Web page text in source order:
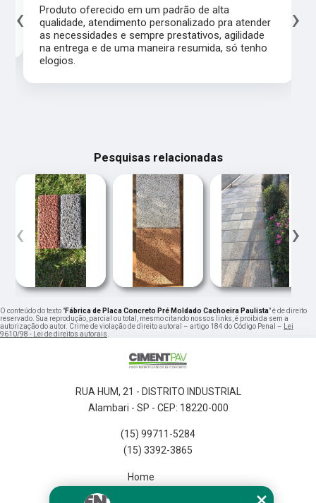
Produto oferecido em um padrão de alta
qualidade, atendimento personalizado pra atender
as necessidades e sempre prestativos, agilidade
na entrega e de uma maneira resumida, só tenho
elogios.
‹ ›
Pesquisas relacionadas
‹ ›
O conteúdo do texto "Fábrica de Placa Concreto Pré Moldado Cachoeira Paulista" é de direito
reservado. Sua reprodução, parcial ou total, mesmo citando nossos links, é proibida sem a
autorização do autor. Crime de violação de direito autoral – artigo 184 do Código Penal –
Lei
9610/98 - Lei de direitos autorais
RUA HUM, 21 - DISTRITO INDUSTRIAL
Alambari - SP - CEP: 18220-000
(15) 99711-5284
(15) 3392-3865
Home